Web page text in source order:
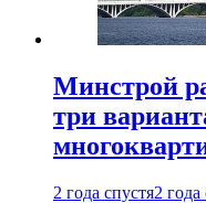
Минстрой
три
2 года спустя2 года